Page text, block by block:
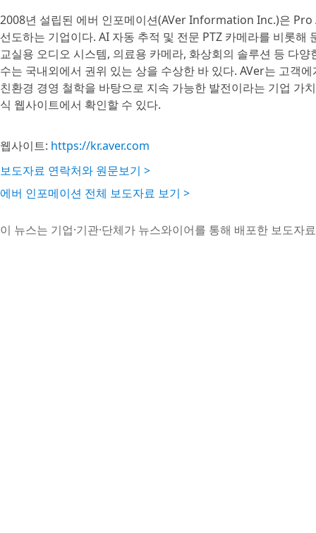
2008년 설립된 에버 인포메이션(AVer Information Inc.)은 Pro
선도하는 기업이다. AI 자동 추적 및 전문 PTZ 카메라를 비롯
교실용 오디오 시스템, 의료용 카메라, 화상회의 솔루션 등 다
수는 국내외에서 권위 있는 상을 수상한 바 있다. AVer는 고객
친환경 경영 철학을 바탕으로 지속 가능한 발전이라는 기업 가
식 웹사이트에서 확인할 수 있다.
웹사이트: https://kr.aver.com
보도자료 연락처와 원문보기 >
에버 인포메이션 전체 보도자료 보기 >
이 뉴스는 기업·기관·단체가 뉴스와이어를 통해 배포한 보도자